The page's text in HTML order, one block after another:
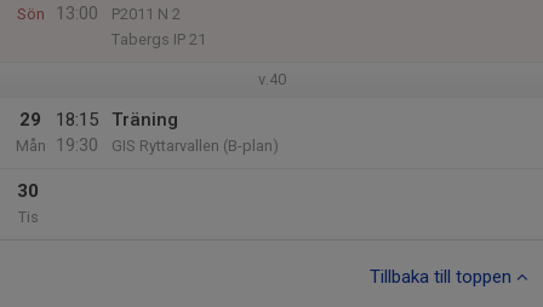
Sön
13:00
P2011 N 2
Tabergs IP 21
v.40
29
Mån
18:15
19:30
Träning
GIS Ryttarvallen (B-plan)
30
Tis
Tillbaka till toppen